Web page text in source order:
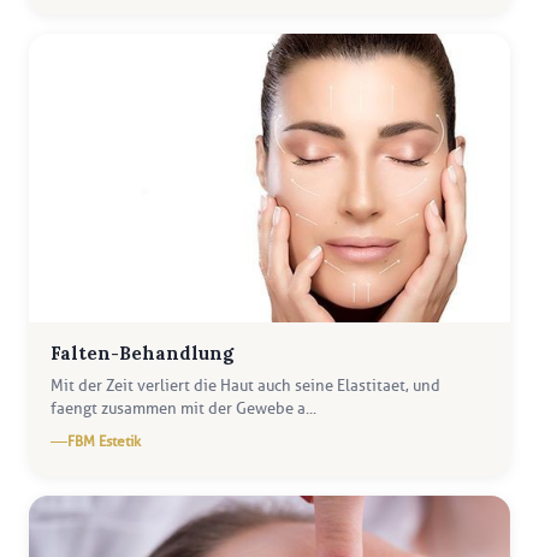
Falten-Behandlung
Mit der Zeit verliert die Haut auch seine Elastitaet, und
faengt zusammen mit der Gewebe a...
FBM Estetik